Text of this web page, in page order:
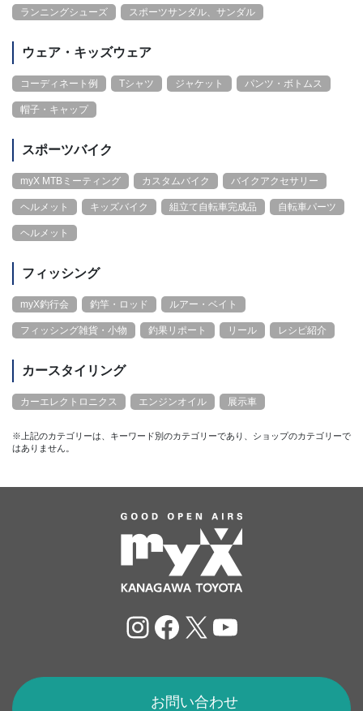
ランニングシューズ スポーツサンダル、サンダル
ウェア・キッズウェア
コーディネート例 Tシャツ ジャケット パンツ・ボトムス
帽子・キャップ
スポーツバイク
myX MTBミーティング カスタムバイク バイクアクセサリー
ヘルメット キッズバイク 組立て自転車完成品 自転車パーツ
ヘルメット
フィッシング
myX釣行会 釣竿・ロッド ルアー・ベイト
フィッシング雑貨・小物 釣果リポート リール レシピ紹介
カースタイリング
カーエレクトロニクス エンジンオイル 展示車
※上記のカテゴリーは、キーワード別のカテゴリーであり、ショップのカテゴリーで
はありません。
Instagram
Facebook
X YouTube
お問い合わせ